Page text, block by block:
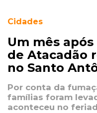
Cidades
Um mês
de Atacadão
no Santo
Por conta da
famílias foram
aconteceu no